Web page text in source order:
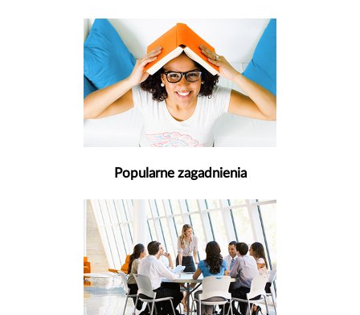
Popularne zagadnienia